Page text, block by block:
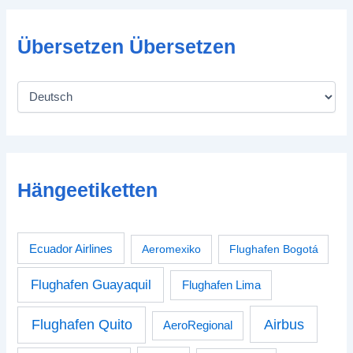
Übersetzen Übersetzen
Hängeetiketten
Ecuador Airlines Aeromexiko Flughafen Bogotá
Flughafen Guayaquil Flughafen Lima
Flughafen Quito AeroRegional Airbus